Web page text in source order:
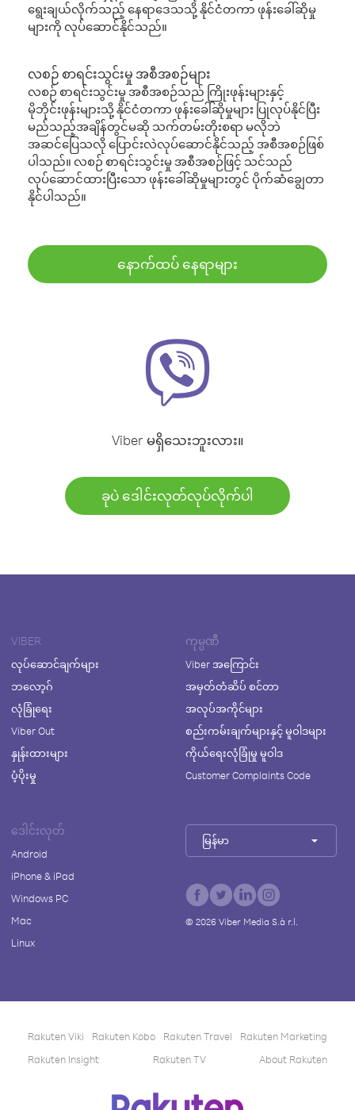
ရွေးချယ်လိုက်သည့် နေရာဒေသသို့ နိုင်ငံတကာ ဖုန်းခေါ်ဆိုမှု
များကို လုပ်ဆောင်နိုင်သည်။
လစဉ် စာရင်းသွင်းမှု အစီအစဉ်များ
လစဉ် စာရင်းသွင်းမှု အစီအစဉ်သည် ကြိုးဖုန်းများနှင့်
မိုဘိုင်းဖုန်းများသို့ နိုင်ငံတကာ ဖုန်းခေါ်ဆိုမှုများ ပြုလုပ်နိုင်ပြီး
မည်သည့်အချိန်တွင်မဆို သက်တမ်းတိုးစရာ မလိုဘဲ
အဆင်ပြေသလို ပြောင်းလဲလုပ်ဆောင်နိုင်သည့် အစီအစဉ်ဖြစ်
ပါသည်။ လစဉ် စာရင်းသွင်းမှု အစီအစဉ်ဖြင့် သင်သည်
လုပ်ဆောင်ထားပြီးသော ဖုန်းခေါ်ဆိုမှုများတွင် ပိုက်ဆံချွေတာ
နိုင်ပါသည်။
နောက်ထပ် နေရာများ
Viber မရှိသေးဘူးလား။
ခုပဲ ဒေါင်းလုတ်လုပ်လိုက်ပါ
VIBER
လုပ်ဆောင်ချက်များ
ဘလော့ဂ်
လုံခြုံရေး
Viber Out
နှုန်းထားများ
ပံ့ပိုးမှု
ကုမ္ပဏီ
Viber အကြောင်း
အမှတ်တံဆိပ် စင်တာ
အလုပ်အကိုင်များ
စည်းကမ်းချက်များနှင့် မူဝါဒများ
ကိုယ်ရေးလုံခြုံမှု မူဝါဒ
Customer Complaints Code
ဒေါင်းလုတ်
Android
iPhone & iPad
Windows PC
Mac
Linux
မြန်မာ
© 2026Viber Media S.à r.l.
Rakuten Viki Rakuten Kobo Rakuten Travel
Rakuten Marketing
Rakuten Insight
Rakuten TV About Rakuten